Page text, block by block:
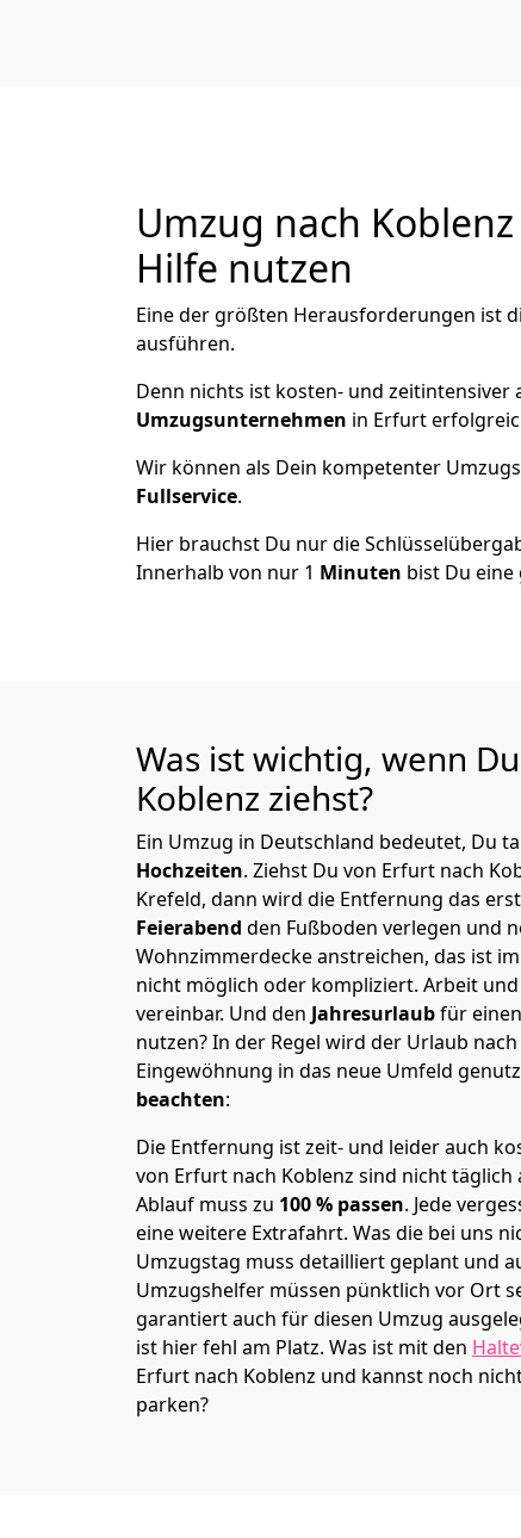
Umzug nach
Hilfe nutzen
Eine der größten Herausforderungen ist
ausführen.
Denn nichts ist kosten- und zeitintensiver
Umzugsunternehmen in Erfurt
Wir können als Dein kompetenter
Fullservice.
Hier brauchst Du nur die
Innerhalb von nur 1 Minuten bist Du eine
Was ist wichtig, wenn
Koblenz ziehst?
Ein Umzug in Deutschland bedeutet, Du
Hochzeiten. Ziehst Du von Erfurt nach
Krefeld, dann wird die Entfernung das
Feierabend den Fußboden verlegen und
Wohnzimmerdecke anstreichen, das ist
nicht möglich oder kompliziert. Arbeit
vereinbar. Und den Jahresurlaubfür einen
nutzen? In der Regel wird der Urlaub
Eingewöhnung in das neue Umfeld
beachten:
Die Entfernung ist zeit- und leider auch
von Erfurt nach Koblenz sind nicht täglich
Ablauf muss zu 100 % passen. Jede
eine weitere Extrafahrt. Was die bei uns
Umzugstag muss detailliert geplant und
Umzugshelfer müssen pünktlich vor Ort
garantiert auch für diesen Umzug
ist hier fehl am Platz. Was ist mit den
Erfurt nach Koblenz und kannst noch
parken?